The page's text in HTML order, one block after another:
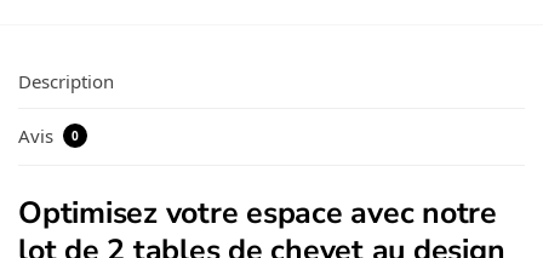
Description
Avis 0
Optimisez votre espace avec notre